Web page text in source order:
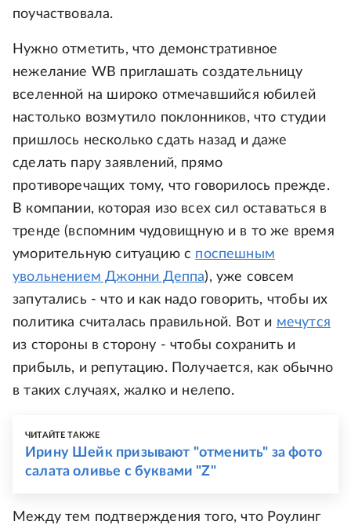
поучаствовала.
Нужно отметить, что демонстративное
нежелание WB приглашать создательницу
вселенной на широко отмечавшийся юбилей
настолько возмутило поклонников, что студии
пришлось несколько сдать назад и даже
сделать пару заявлений, прямо
противоречащих тому, что говорилось прежде.
В компании, которая изо всех сил оставаться в
тренде (вспомним чудовищную и в то же время
уморительную ситуацию с поспешным
увольнением Джонни Деппа), уже совсем
запутались - что и как надо говорить, чтобы их
политика считалась правильной. Вот и мечутся
из стороны в сторону - чтобы сохранить и
прибыль, и репутацию. Получается, как обычно
в таких случаях, жалко и нелепо.
ЧИТАЙТЕ ТАКЖЕ
Ирину Шейк призывают "отменить" за фото
салата оливье с буквами "Z"
Между тем подтверждения того, что Роулинг